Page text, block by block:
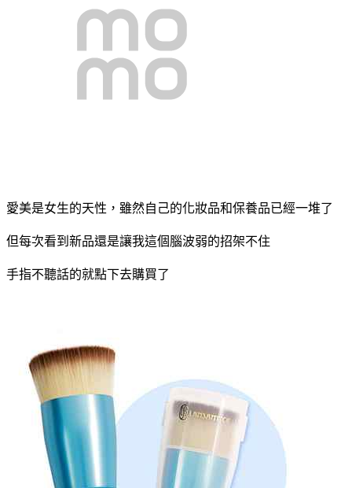
愛美是女生的天性，雖然自己的化妝品和保養品已經一堆了
但每次看到新品還是讓我這個腦波弱的招架不住
手指不聽話的就點下去購買了